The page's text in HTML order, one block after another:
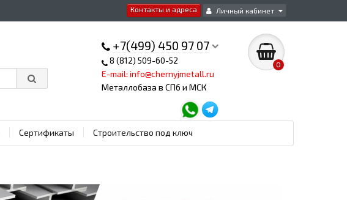
Контакты и адреса Личный кабинет
+7(499) 450 97 07
8 (812) 509-60-52
E-mail: info@chernyjmetall.ru
Металлобаза в СПб и МСК
0
Сертификаты Строительство под ключ